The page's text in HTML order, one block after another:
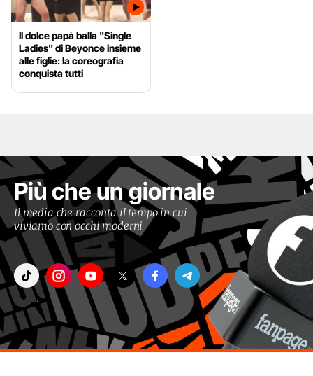
Il dolce papà balla "Single
Ladies" di Beyonce insieme
alle figlie: la coreografia
conquista tutti
Più che un giornale
Il media che racconta il tempo in cui
viviamo con occhi moderni